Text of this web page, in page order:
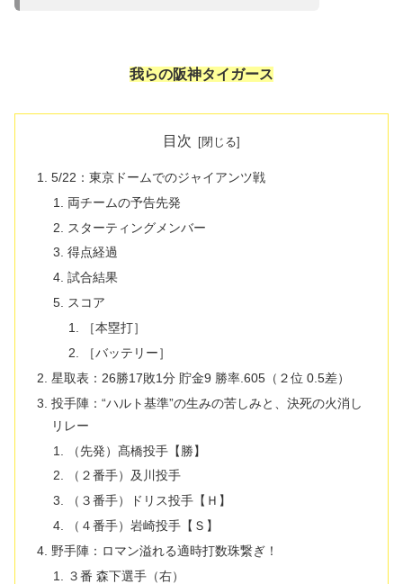
我らの阪神タイガース
目次
5/22：東京ドームでのジャイアンツ戦
両チームの予告先発
スターティングメンバー
得点経過
試合結果
スコア
［本塁打］
［バッテリー］
星取表：26勝17敗1分 貯金9 勝率.605（２位 0.5差）
投手陣：“ハルト基準”の生みの苦しみと、決死の火消し
リレー
（先発）髙橋投手【勝】
（２番手）及川投手
（３番手）ドリス投手【Ｈ】
（４番手）岩崎投手【Ｓ】
野手陣：ロマン溢れる適時打数珠繋ぎ！
３番 森下選手（右）